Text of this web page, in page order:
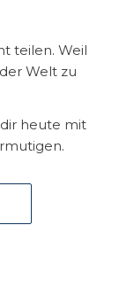
teilen. Weil
Welt zu
heute mit